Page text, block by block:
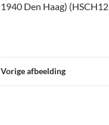
1940 Den Haag)
Vorige afbeelding